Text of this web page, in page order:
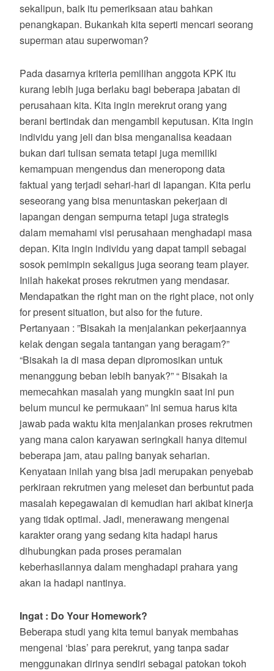
sekalipun, baik itu pemeriksaan atau bahkan
penangkapan. Bukankah kita seperti mencari seorang
superman atau superwoman?
Pada dasarnya kriteria pemilihan anggota KPK itu
kurang lebih juga berlaku bagi beberapa jabatan di
perusahaan kita. Kita ingin merekrut orang yang
berani bertindak dan mengambil keputusan. Kita ingin
individu yang jeli dan bisa menganalisa keadaan
bukan dari tulisan semata tetapi juga memiliki
kemampuan mengendus dan meneropong data
faktual yang terjadi sehari-hari di lapangan. Kita perlu
seseorang yang bisa menuntaskan pekerjaan di
lapangan dengan sempurna tetapi juga strategis
dalam memahami visi perusahaan menghadapi masa
depan. Kita ingin individu yang dapat tampil sebagai
sosok pemimpin sekaligus juga seorang team player.
Inilah hakekat proses rekrutmen yang mendasar.
Mendapatkan the right man on the right place, not only
for present situation, but also for the future.
Pertanyaan : ”Bisakah ia menjalankan pekerjaannya
kelak dengan segala tantangan yang beragam?”
“Bisakah ia di masa depan dipromosikan untuk
menanggung beban lebih banyak?” “ Bisakah ia
memecahkan masalah yang mungkin saat ini pun
belum muncul ke permukaan” Ini semua harus kita
jawab pada waktu kita menjalankan proses rekrutmen
yang mana calon karyawan seringkali hanya ditemui
beberapa jam, atau paling banyak seharian.
Kenyataan inilah yang bisa jadi merupakan penyebab
perkiraan rekrutmen yang meleset dan berbuntut pada
masalah kepegawaian di kemudian hari akibat kinerja
yang tidak optimal. Jadi, menerawang mengenai
karakter orang yang sedang kita hadapi harus
dihubungkan pada proses peramalan
keberhasilannya dalam menghadapi prahara yang
akan ia hadapi nantinya.
Ingat : Do Your Homework?
Beberapa studi yang kita temui banyak membahas
mengenai ‘bias’ para perekrut, yang tanpa sadar
menggunakan dirinya sendiri sebagai patokan tokoh